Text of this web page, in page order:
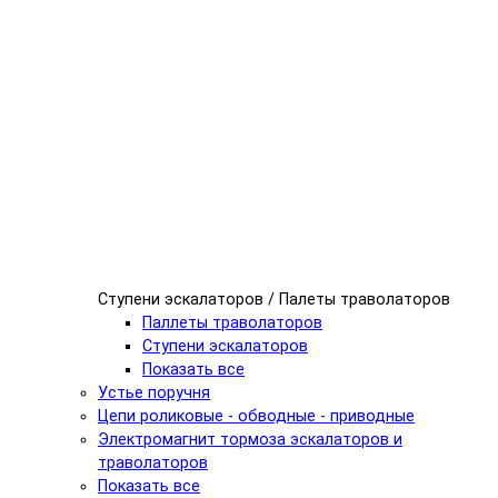
Ступени эскалаторов / Палеты траволаторов
Паллеты траволаторов
Ступени эскалаторов
Показать все
Устье поручня
Цепи роликовые - обводные - приводные
Электромагнит тормоза эскалаторов и
траволаторов
Показать все